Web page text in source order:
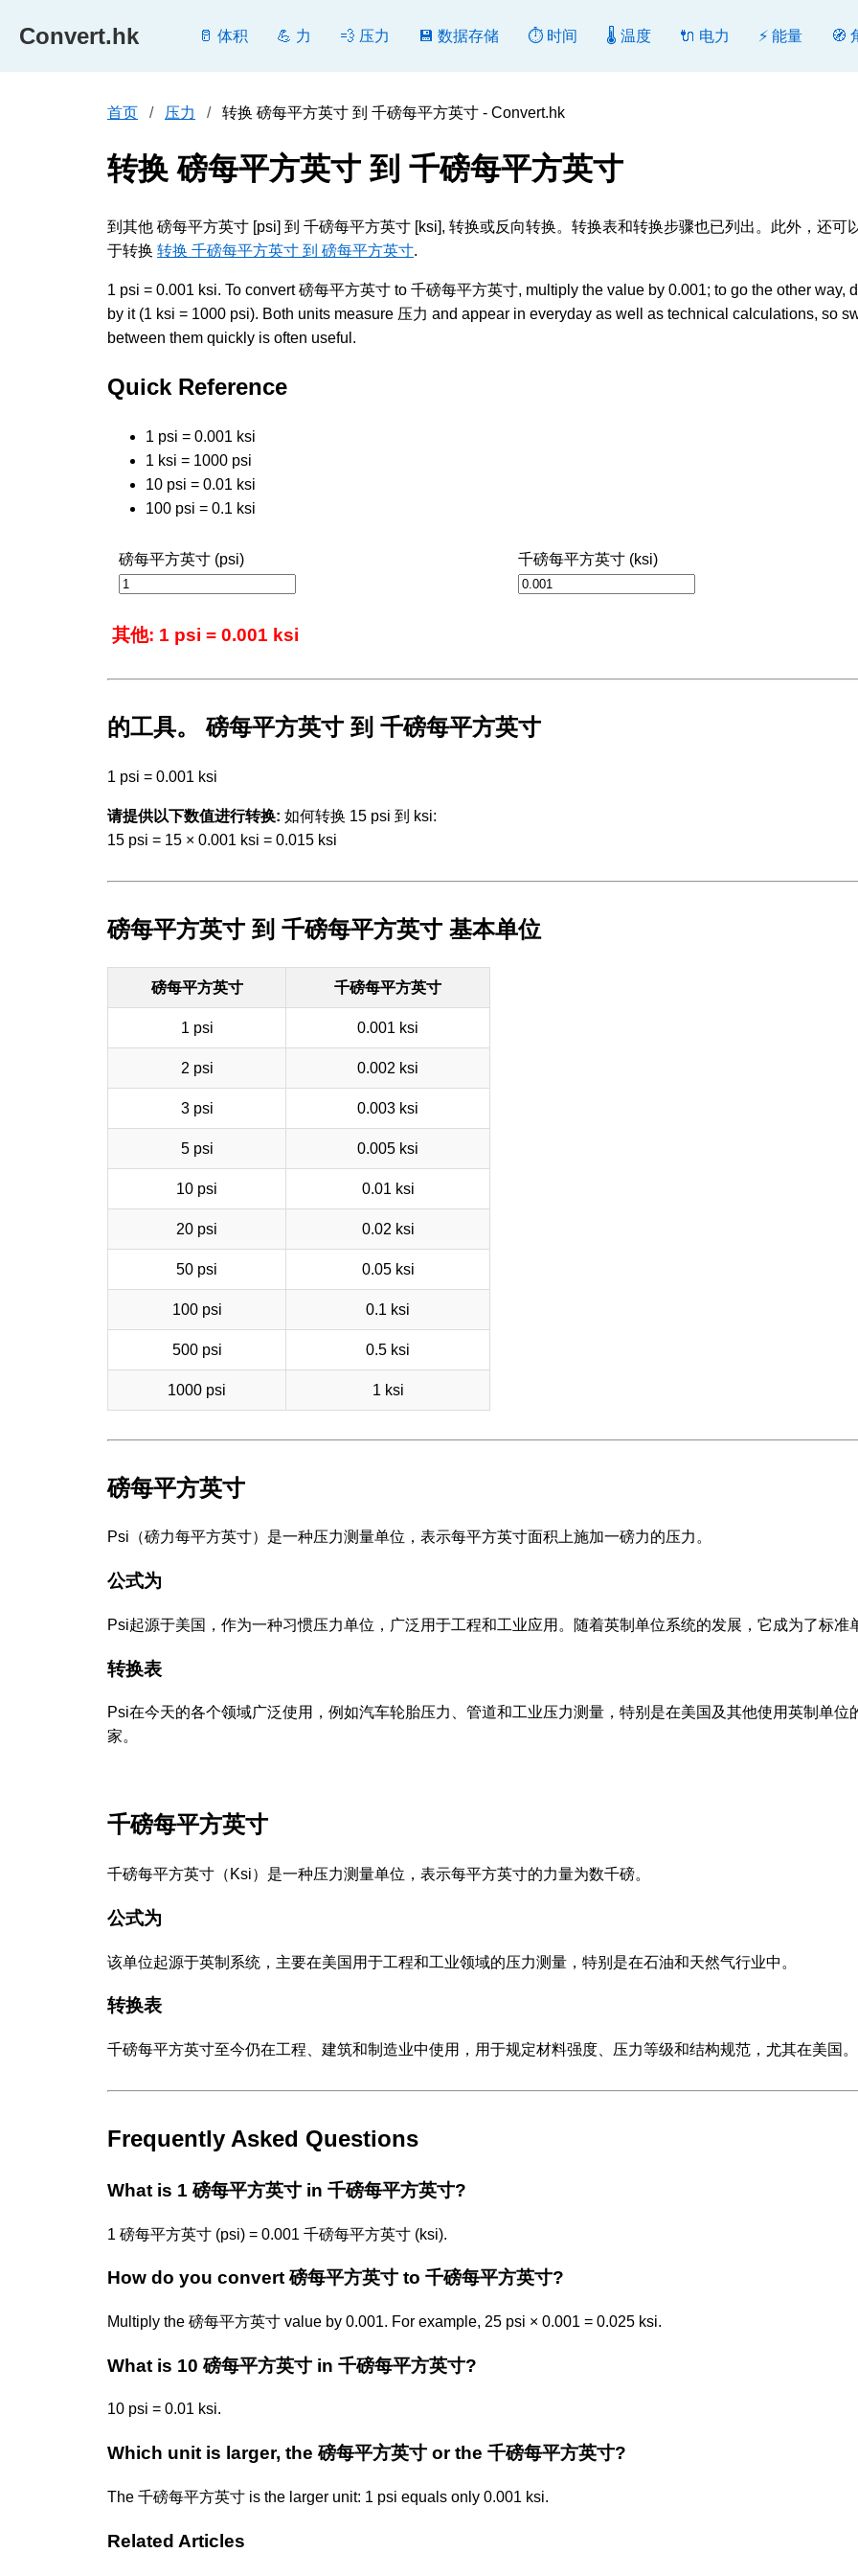
Convert.hk 🥛 体积 💪 力 💨 压力 💾 数据存储 ⏱️ 时间 🌡️ 温度 🔌 电力 ⚡ 能量 🧭
首页 压力 转换 磅每平方英寸 到 千磅每平方英寸 - Convert.hk
转换 磅每平方英寸 到 千磅每平方英寸
到其他 磅每平方英寸 [psi] 到 千磅每平方英寸 [ksi], 转换或反向转换。转换表和转换步骤也已列出。此外，还可
于转换 转换 千磅每平方英寸 到 磅每平方英寸.
1 psi = 0.001 ksi. To convert 磅每平方英寸 to 千磅每平方英寸, multiply the value by 0.001; to go the other way,
by it (1 ksi = 1000 psi). Both units measure 压力 and appear in everyday as well as technical calculations, so
between them quickly is often useful.
Quick Reference
1 psi = 0.001 ksi
1 ksi = 1000 psi
10 psi = 0.01 ksi
100 psi = 0.1 ksi
磅每平方英寸 (psi) 千磅每平方英寸 (ksi)
其他: 1 psi = 0.001 ksi
的工具。 磅每平方英寸 到 千磅每平方英寸
1 psi = 0.001 ksi
请提供以下数值进行转换: 如何转换 15 psi 到 ksi:
15 psi = 15 × 0.001 ksi = 0.015 ksi
磅每平方英寸 到 千磅每平方英寸 基本单位
磅每平方英寸 千磅每平方英寸
1 psi 0.001 ksi
2 psi 0.002 ksi
3 psi 0.003 ksi
5 psi 0.005 ksi
10 psi 0.01 ksi
20 psi 0.02 ksi
50 psi 0.05 ksi
100 psi 0.1 ksi
500 psi 0.5 ksi
1000 psi 1 ksi
磅每平方英寸
Psi（磅力每平方英寸）是一种压力测量单位，表示每平方英寸面积上施加一磅力的压力。
公式为
Psi起源于美国，作为一种习惯压力单位，广泛用于工程和工业应用。随着英制单位系统的发展，它成为了标准
转换表
Psi在今天的各个领域广泛使用，例如汽车轮胎压力、管道和工业压力测量，特别是在美国及其他使用英制单位
家。
千磅每平方英寸
千磅每平方英寸（Ksi）是一种压力测量单位，表示每平方英寸的力量为数千磅。
公式为
该单位起源于英制系统，主要在美国用于工程和工业领域的压力测量，特别是在石油和天然气行业中。
转换表
千磅每平方英寸至今仍在工程、建筑和制造业中使用，用于规定材料强度、压力等级和结构规范，尤其在美国。
Frequently Asked Questions
What is 1 磅每平方英寸 in 千磅每平方英寸?
1 磅每平方英寸 (psi) = 0.001 千磅每平方英寸 (ksi).
How do you convert 磅每平方英寸 to 千磅每平方英寸?
Multiply the 磅每平方英寸 value by 0.001. For example, 25 psi × 0.001 = 0.025 ksi.
What is 10 磅每平方英寸 in 千磅每平方英寸?
10 psi = 0.01 ksi.
Which unit is larger, the 磅每平方英寸 or the 千磅每平方英寸?
The 千磅每平方英寸 is the larger unit: 1 psi equals only 0.001 ksi.
Related Articles